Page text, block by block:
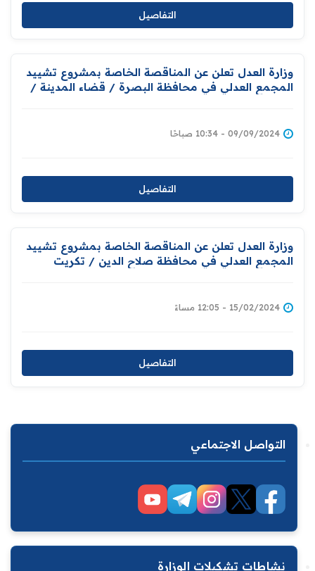
التفاصيل
وزارة العدل تعلن عن المناقصة الخاصة بمشروع تشييد
المجمع العدلي في محافظة البصرة / قضاء المدينة /
09/09/2024 - 10:34 صباحًا
التفاصيل
وزارة العدل تعلن عن المناقصة الخاصة بمشروع تشييد
المجمع العدلي في محافظة صلاح الدين / تكريت
15/02/2024 - 12:05 مساءً
التفاصيل
التواصل الاجتماعي
نشاطات تشكيلات الوزارة